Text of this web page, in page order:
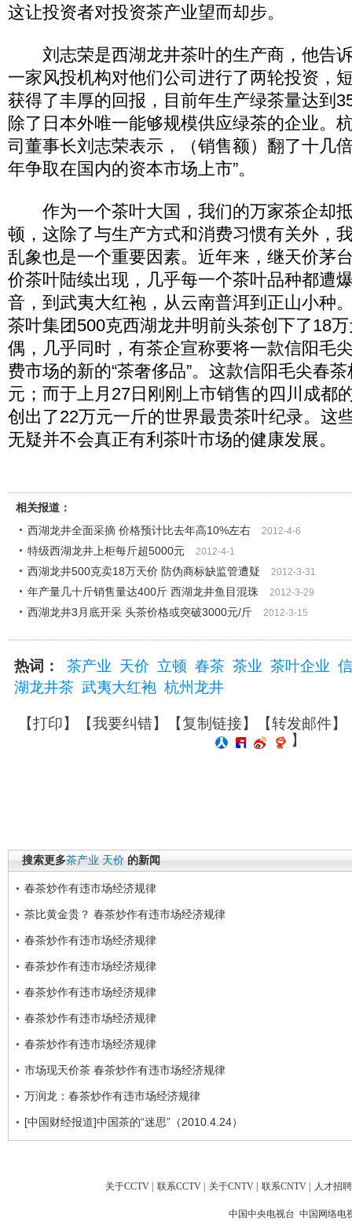
这让投资者对投资茶产业望而却步。
刘志荣是西湖龙井茶叶的生产商，他告
一家风投机构对他们公司进行了两轮投资，
获得了丰厚的回报，目前年生产绿茶量达到
除了日本外唯一能够规模供应绿茶的企业。
司董事长刘志荣表示，（销售额）翻了十几
年争取在国内的资本市场上市”。
作为一个茶叶大国，我们的万家茶企却
顿，这除了与生产方式和消费习惯有关外，
乱象也是一个重要因素。近年来，继天价茅
价茶叶陆续出现，几乎每一个茶叶品种都遭
音，到武夷大红袍，从云南普洱到正山小种
茶叶集团500克西湖龙井明前头茶创下了18
偶，几乎同时，有茶企宣称要将一款信阳毛
费市场的新的“茶奢侈品”。这款信阳毛尖春
元；而于上月27日刚刚上市销售的四川成都
创出了22万元一斤的世界最贵茶叶纪录。这
无疑并不会真正有利茶叶市场的健康发展。
相关报道：
西湖龙井全面采摘 价格预计比去年高10%左右
2012-4-6
特级西湖龙井上柜每斤超5000元 2012-4-1
西湖龙井500克卖18万天价 防伪商标缺监管遭疑 2012-3-31
年产量几十斤销售量达400斤 西湖龙井鱼目混珠 2012-3-29
西湖龙井3月底开采 头茶价格或突破3000元/斤 2012-3-15
热词： 茶产业 天价 立顿 春茶 茶业 茶叶企业
湖龙井茶 武夷大红袍 杭州龙井
【打印】【我要纠错】【复制链接】【转发邮件】
】
搜索更多茶产业 天价 的新闻
春茶炒作有违市场经济规律
茶比黄金贵？ 春茶炒作有违市场经济规律
春茶炒作有违市场经济规律
春茶炒作有违市场经济规律
春茶炒作有违市场经济规律
春茶炒作有违市场经济规律
春茶炒作有违市场经济规律
市场现天价茶 春茶炒作有违市场经济规律
万润龙：春茶炒作有违市场经济规律
[中国财经报道]中国茶的“迷思”（2010.4.24）
关于CCTV | 联系CCTV | 关于CNTV | 联系CNTV | 人才招聘
中国中央电视台 中国网络电